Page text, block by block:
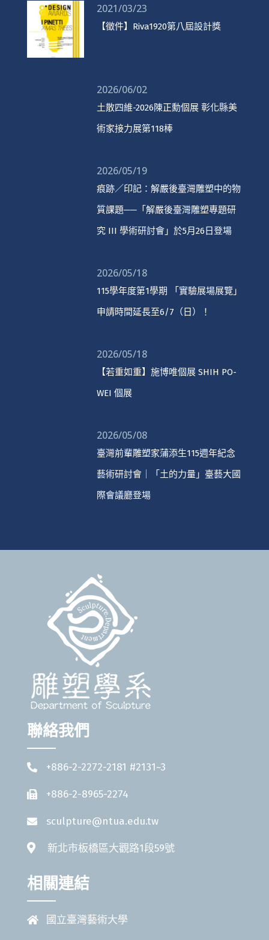
2021/03/23
【徵件】Riva1920第八屆設計獎
2026/06/02
土散四維-2026陳正勳個展 彰化縣美
術家接力展第118棒
2026/05/19
痕跡／印記：解嚴後臺灣雕塑中的物
質課題──「解嚴後臺灣雕塑專題研
究 III 學術研討會」於5月26日登場
2026/05/18
115學年度第1學期 「實驗展場展覽」
申請時間延長至6/7（日）！
2026/05/18
【若重如重】施博唯個展 SHIH PO-
WEI 個展
2026/05/08
臺灣前輩雕塑家蒲添生115週年紀念
藝術研討會｜「土的力量」臺藝大國
際會議廳登場
聯絡我們
+886-2-2272-2181 #2131~3
+886-2-8965-2274
sculpture@ntua.edu.tw
新北市板橋區大觀路1段59號
相關連結
國立臺灣藝術大學